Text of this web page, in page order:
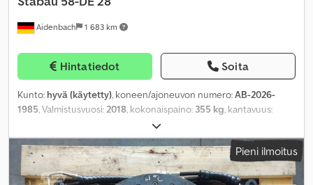
Aidenbach 1 683 km
Hintatiedot Soita
Kunto: hyvä (käytetty), koneen/ajoneuvon numero:AB-2026-
1985, Valmistusvuosi:2018, kokonaispaino: 355 kg, kantavuus:
, tuotteen leveys (max):
työskentelyalue:920 mm,
Pieni ilmoitus